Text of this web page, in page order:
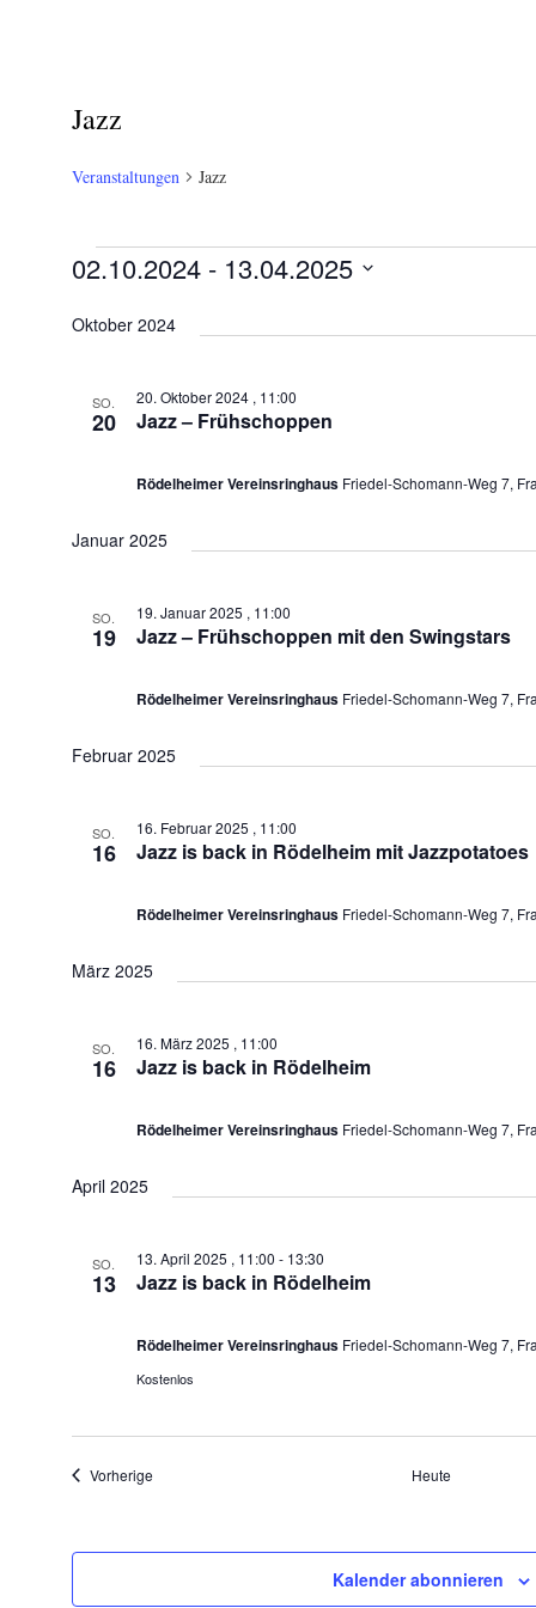
Jazz
Veranstaltungen Jazz
Veranstaltungen
02.10.2024 - 13.04.2025
wählen.
Oktober 2024
SO.
20 Jazz – Frühschoppen
20. Oktober 2024 , 11:00
Rödelheimer Vereinsringhaus Friedel-Schomann-Weg 7,
Januar 2025
SO.
19 Jazz – Frühschoppen mit den Swingstars
19. Januar 2025 , 11:00
Rödelheimer Vereinsringhaus Friedel-Schomann-Weg 7,
Februar 2025
SO.
16 Jazz is back in Rödelheim mit Jazzpotatoes
16. Februar 2025 , 11:00
Rödelheimer Vereinsringhaus Friedel-Schomann-Weg 7,
März 2025
SO.
16 Jazz is back in Rödelheim
16. März 2025 , 11:00
Rödelheimer Vereinsringhaus Friedel-Schomann-Weg 7,
April 2025
SO.
13 Jazz is back in Rödelheim
13. April 2025 , 11:00 - 13:30
Rödelheimer Vereinsringhaus Friedel-Schomann-Weg 7,
Kostenlos
VorherigeVeranstaltungen Heute
Kalender abonnieren